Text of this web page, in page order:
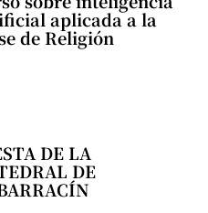
aplicada a la
de Religión
DE LA
DE